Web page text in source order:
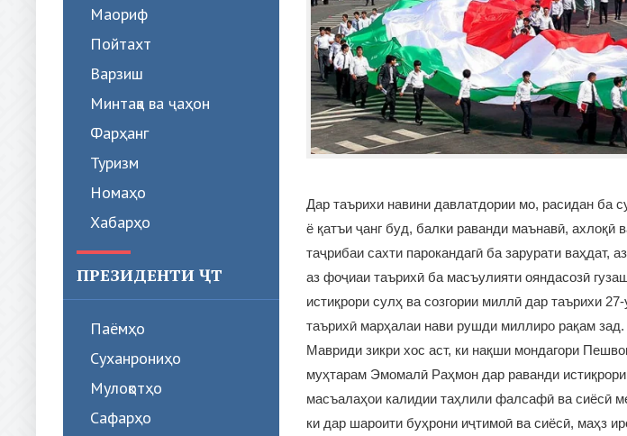
Маориф
Пойтахт
Варзиш
Минтақа ва ҷаҳон
Фарҳанг
Туризм
Номаҳо
Хабарҳо
ПРЕЗИДЕНТИ ҶТ
Паёмҳо
Суханрониҳо
Мулоқотҳо
Сафарҳо
Дар таърихи навини давлатдории мо, расидан ба
ё қатъи ҷанг буд, балки раванди маънавӣ,
таҷрибаи сахти парокандагӣ ба зарурати ваҳдат,
аз фоҷиаи таърихӣ ба масъулияти ояндасозӣ
истиқрори сулҳ ва созгории миллӣ дар таърихи
таърихӣ марҳалаи нави рушди миллиро рақам зад.
Мавриди зикри хос аст, ки нақши мондагори
муҳтарам Эмомалӣ Раҳмон дар раванди
масъалаҳои калидии таҳлили фалсафӣ ва сиёсӣ
ки дар шароити буҳрони иҷтимоӣ ва сиёсӣ, маҳз